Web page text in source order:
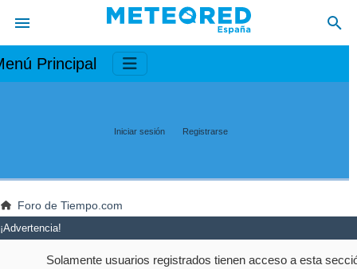
Principal
Iniciar sesión Registrarse
Foro de Tiempo.com
¡Advertencia!
Solamente usuarios registrados tienen acceso a esta